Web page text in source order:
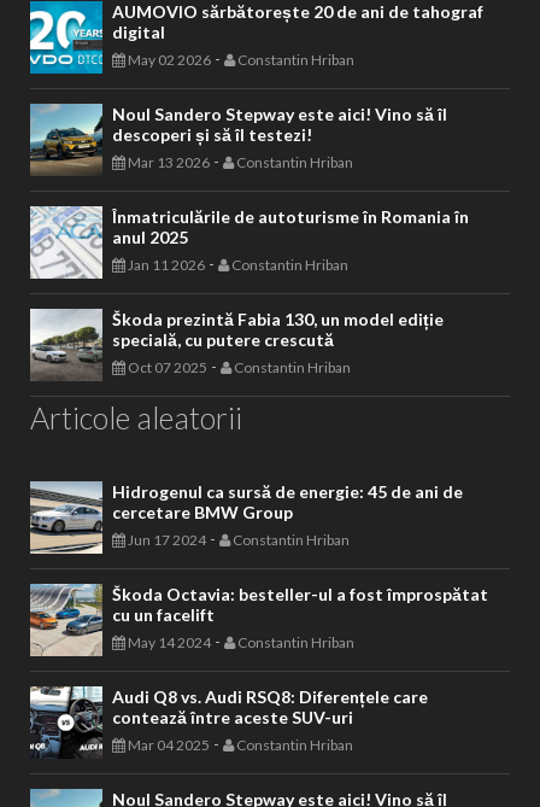
AUMOVIO sărbătorește 20 de ani de tahograf
digital
May 02 2026 - Constantin Hriban
Noul Sandero Stepway este aici! Vino să îl
descoperi și să îl testezi!
Mar 13 2026 - Constantin Hriban
Înmatriculările de autoturisme în Romania în
anul 2025
Jan 11 2026 - Constantin Hriban
Škoda prezintă Fabia 130, un model ediție
specială, cu putere crescută
Oct 07 2025 - Constantin Hriban
Articole aleatorii
Hidrogenul ca sursă de energie: 45 de ani de
cercetare BMW Group
Jun 17 2024- Constantin Hriban
Škoda Octavia: besteller-ul a fost împrospătat
cu un facelift
May 14 2024- Constantin Hriban
Audi Q8 vs. Audi RSQ8: Diferențele care
contează între aceste SUV-uri
Mar 04 2025 - Constantin Hriban
Noul Sandero Stepway este aici! Vino să îl